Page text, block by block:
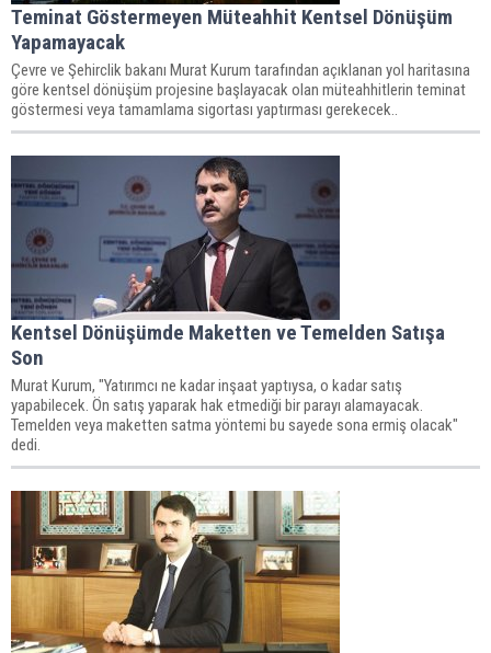
Teminat Göstermeyen Müteahhit Kentsel Dönüşüm
Yapamayacak
Çevre ve Şehirclik bakanı Murat Kurum tarafından açıklanan yol haritasına
göre kentsel dönüşüm projesine başlayacak olan müteahhitlerin teminat
göstermesi veya tamamlama sigortası yaptırması gerekecek..
Kentsel Dönüşümde Maketten ve Temelden Satışa
Son
Murat Kurum, "Yatırımcı ne kadar inşaat yaptıysa, o kadar satış
yapabilecek. Ön satış yaparak hak etmediği bir parayı alamayacak.
Temelden veya maketten satma yöntemi bu sayede sona ermiş olacak"
dedi.